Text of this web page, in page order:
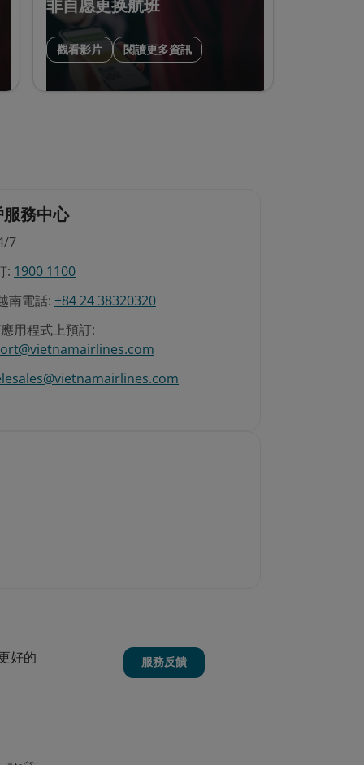
非自愿更换航班
觀看影片 閱讀更多資訊
務中心
7
: 1900 1100
南電話: +84 24 38320320
用程式上預訂:
好的 服務反饋